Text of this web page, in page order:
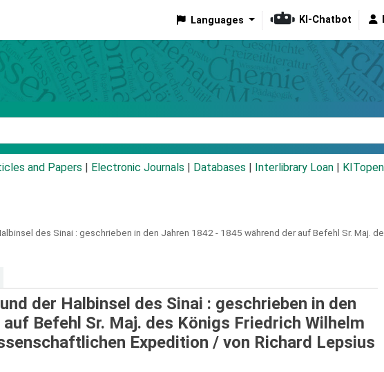
Languages KI-Chatbot
and Papers Electronic Journals Databases Interlibrary Loan
des Sinai : geschrieben in den Jahren 1842 - 1845 während der auf Befehl Sr. Maj.
der Halbinsel des Sinai : geschrieben in den
Befehl Sr. Maj. des Königs Friedrich Wilhelm
Expedition / von Richard Lepsius